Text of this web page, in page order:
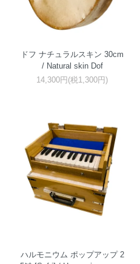
ドフ ナチュラルスキン 30cm
/ Natural skin Dof
14,300円(税1,300円)
ハルモニウム ポップアップ 2